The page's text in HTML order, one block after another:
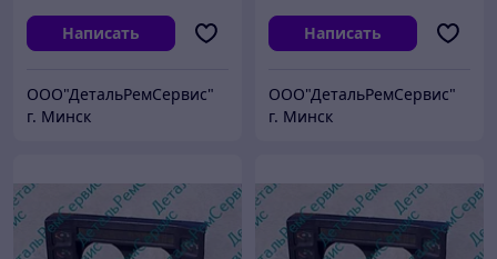
Написать
ООО"ДетальРемСервис"
г. Минск
Написать
ООО"ДетальРемСервис"
г. Минск